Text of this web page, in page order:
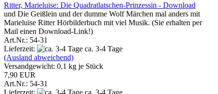
Ritter, Marieluise: Die Quadratlatschen-Prinzessin - Download
und Die Geißlein und der dumme Wolf Märchen mal anders mit
Marieluise Ritter Hörbilderbuch mit viel Musik. (Sie erhalten per
Mail einen Download-Link!)
Art.Nr.: 54-31
Lieferzeit:
ca. 3-4 Tage
(Ausland abweichend)
Versandgewicht: 0,1 kg je Stück
7,90 EUR
Art.Nr.: 54-31
Lieferzeit:
ca. 3-4 Tage